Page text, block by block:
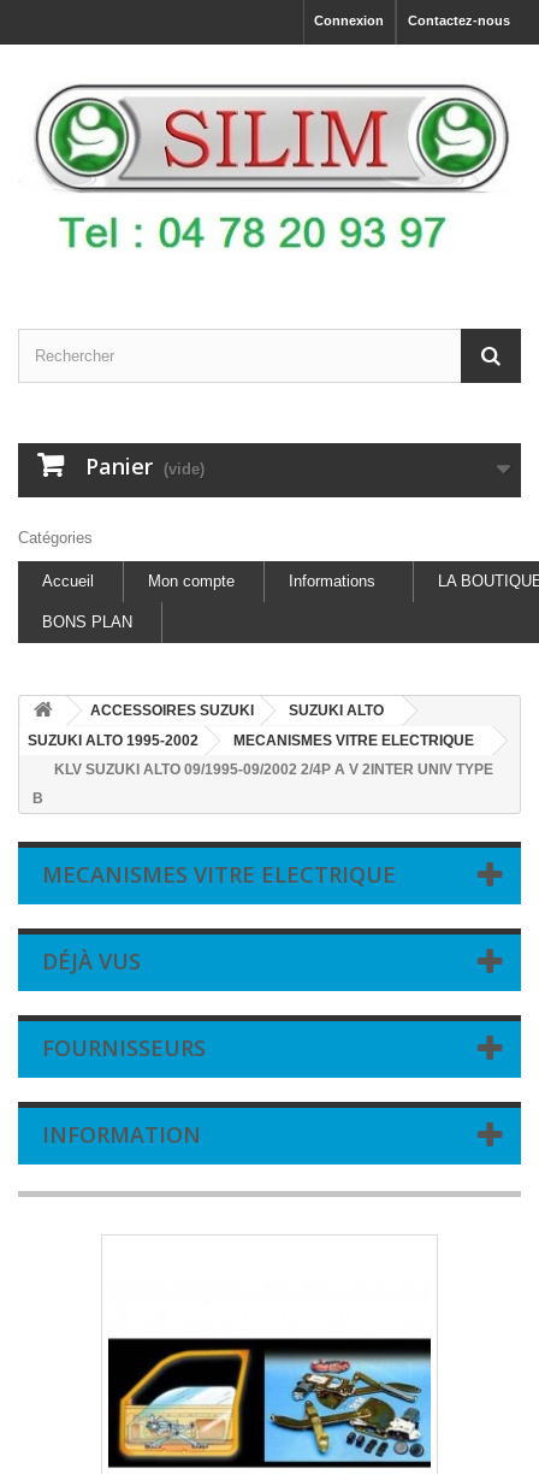
Contactez-nous
Connexion
Panier (vide)
Catégories
Accueil Mon compte Informations LA
BONS PLAN
ACCESSOIRES SUZUKI
SUZUKI ALTO
SUZUKI ALTO 1995-2002
MECANISMES VITRE ELECTRIQUE
KLV SUZUKI ALTO 09/1995-09/2002 2/4P A V 2INTER UNIV TYPE
B
MECANISMES VITRE ELECTRIQUE
DÉJÀ VUS
FOURNISSEURS
INFORMATION